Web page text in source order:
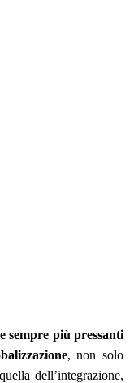
sempre più pressanti
, non solo
dell’integrazione,